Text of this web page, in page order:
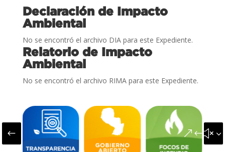
Declaración de Impacto
Ambiental
No se encontró el archivo DIA para este Expediente.
Relatorio de Impacto
Ambiental
No se encontró el archivo RIMA para este Expediente.
#